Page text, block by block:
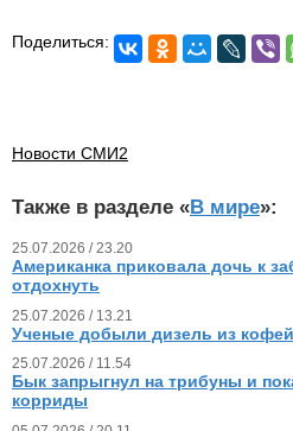
Поделиться:
Новости СМИ2
Также в разделе «В мире»:
25.07.2026 / 23.20
Американка приковала дочь к
отдохнуть
25.07.2026 / 13.21
Ученые добыли дизель из
25.07.2026 / 11.54
Бык запрыгнул на трибуны и
корриды